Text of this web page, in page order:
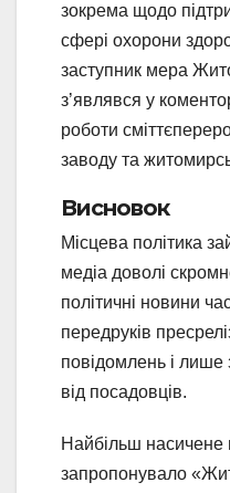
зокрема щодо
сфері охорони
заступник мера
з’являвся у
роботи
заводу та
Висновок
Місцева політика
медіа доволі
політичні новини
передруків
повідомлень і лише
від посадовців.
Найбільш насичене
запропонувало